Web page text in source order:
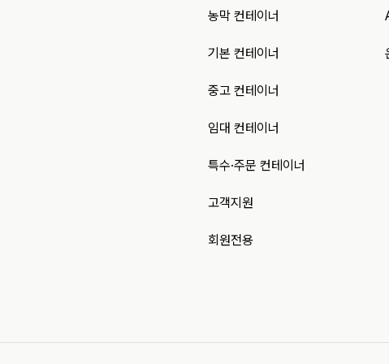
농막 컨테이너
기본 컨테이너
중고 컨테이너
임대 컨테이너
특수·주문 컨테이너
고객지원
회원전용